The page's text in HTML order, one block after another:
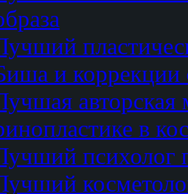
и коррекции
авторская
в
психолог